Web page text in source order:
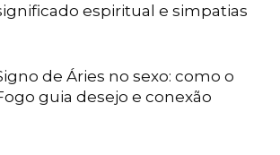
espiritual e simpatias
de Áries no sexo: como o
guia desejo e conexão